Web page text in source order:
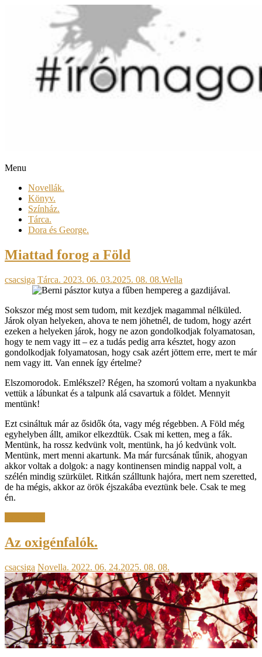
csacsiga
megél.
Menu
Novellák.
Könyv.
Színház.
Tárca.
Dora és George.
Miattad forog a Föld
csacsiga Tárca. 2023. 06. 03.2025. 08. 08.Wella
Sokszor még most sem tudom, mit kezdjek magammal nélküled.
Járok olyan helyeken, ahova te nem jöhetnél, de tudom, hogy azért
ezeken a helyeken járok, hogy ne azon gondolkodjak folyamatosan,
hogy te nem vagy itt – ez a tudás pedig arra késztet, hogy azon
gondolkodjak folyamatosan, hogy csak azért jöttem erre, mert te már
nem vagy itt. Van ennek így értelme?
Elszomorodok. Emlékszel? Régen, ha szomorú voltam a nyakunkba
vettük a lábunkat és a talpunk alá csavartuk a földet. Mennyit
mentünk!
Ezt csináltuk már az ősidők óta, vagy még régebben. A Föld még
egyhelyben állt, amikor elkezdtük. Csak mi ketten, meg a fák.
Mentünk, ha rossz kedvünk volt, mentünk, ha jó kedvünk volt.
Mentünk, mert menni akartunk. Ma már furcsának tűnik, ahogyan
akkor voltak a dolgok: a nagy kontinensen mindig nappal volt, a
szélén mindig szürkület. Ritkán szálltunk hajóra, mert nem szeretted,
de ha mégis, akkor az örök éjszakába eveztünk bele. Csak te meg
én.
Az oxigénfalók.
csacsiga Novella. 2022. 06. 24.2025. 08. 08.